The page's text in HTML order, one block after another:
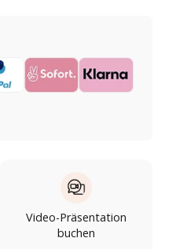
Video-Präsentation
buchen